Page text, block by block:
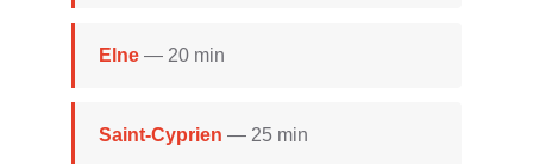
Elne — 20 min
Saint-Cyprien — 25 min